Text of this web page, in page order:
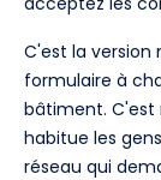
C'est la version
formulaire à
bâtiment. C'est
habitue les
réseau qui